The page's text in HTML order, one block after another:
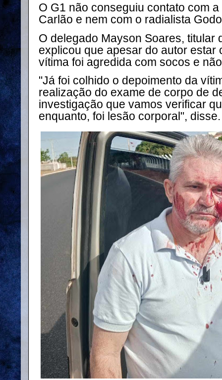
O G1 não conseguiu contato com
Carlão e nem com o radialista
O delegado Mayson Soares, titular
explicou que apesar do autor estar
vítima foi agredida com socos e
"Já foi colhido o depoimento da
realização do exame de corpo de
investigação que vamos verificar
enquanto, foi lesão corporal", disse.